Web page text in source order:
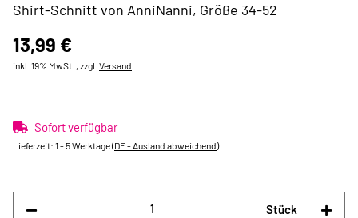
Shirt-Schnitt von AnniNanni, Größe 34-52
13,99 €
inkl. 19% MwSt. , zzgl. Versand
Sofort verfügbar
Lieferzeit: 1 - 5 Werktage(DE - Ausland abweichend)
Stück